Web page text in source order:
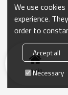
Inicio
We use
experience.
order to
Accept all
Necessary